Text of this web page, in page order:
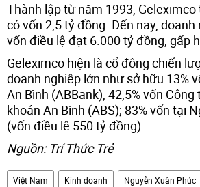
Thành lập từ năm 1993,
có vốn 2,5 tỷ đồng. Đến nay, doanh
vốn điều lệ đạt 6.000 tỷ đồng, gấp
Geleximco hiện là cổ đông chiến
doanh nghiệp lớn như sở hữu 13%
An Bình (ABBank), 42,5% vốn
khoán An Bình (ABS); 83% vốn tại
(vốn điều lệ 550 tỷ đồng).
Nguồn: Trí Thức Trẻ
Việt Nam Kinh doanh Nguyễn Xuân Phúc